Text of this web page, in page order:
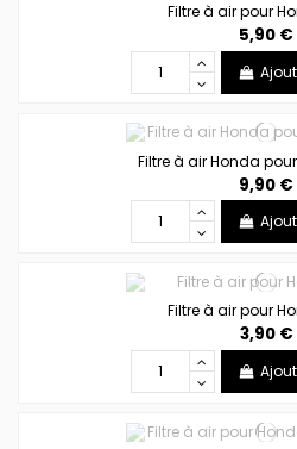
Filtre à air pour
5,90 €
Filtre à air Honda
9,90 €
Filtre à air pour
3,90 €